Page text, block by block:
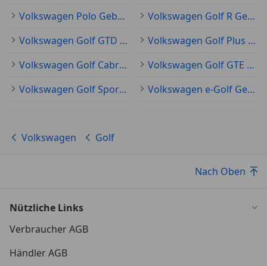
Volkswagen Polo Gebraucht
Volkswagen Golf R Gebraucht
Volkswagen Golf GTD Gebraucht
Volkswagen Golf Plus Gebraucht
Volkswagen Golf Cabriolet Gebraucht
Volkswagen Golf GTE Gebraucht
Volkswagen Golf Sportsvan Gebraucht
Volkswagen e-Golf Gebraucht
Volkswagen Golf
Nach Oben
Nützliche Links
Verbraucher AGB
Händler AGB